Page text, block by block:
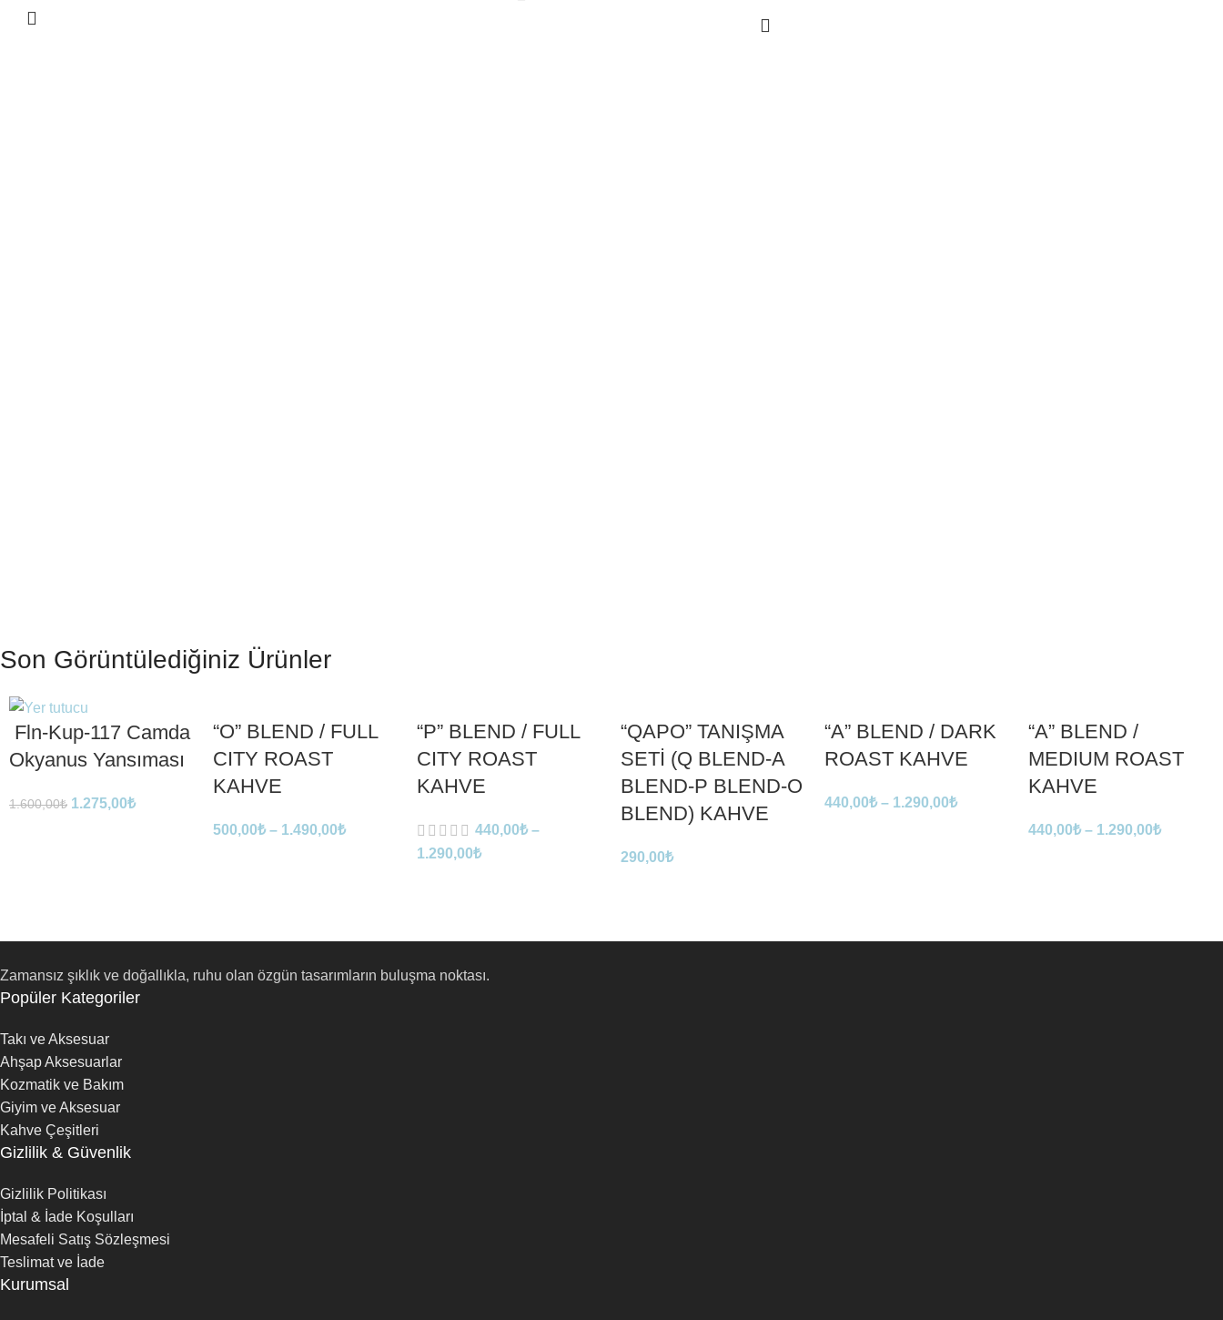
Son Görüntülediğiniz Ürünler
Fln-Kup-117 Camda
Okyanus Yansıması
1.600,00₺ 1.275,00₺
“O” BLEND / FULL
CITY ROAST
KAHVE
500,00₺ – 1.490,00₺
“P” BLEND / FULL
CITY ROAST
KAHVE
440,00₺ –
1.290,00₺
“QAPO” TANIŞMA
SETİ (Q BLEND-A
BLEND-P BLEND-O
BLEND) KAHVE
290,00₺
“A” BLEND / DARK
ROAST KAHVE
440,00₺ – 1.290,00₺
“A” BLEND /
MEDIUM ROAST
KAHVE
440,00₺ – 1.290,00₺
Zamansız şıklık ve doğallıkla, ruhu olan özgün tasarımların buluşma noktası.
Popüler Kategoriler
Takı ve Aksesuar
Ahşap Aksesuarlar
Kozmatik ve Bakım
Giyim ve Aksesuar
Kahve Çeşitleri
Gizlilik & Güvenlik
Gizlilik Politikası
İptal & İade Koşulları
Mesafeli Satış Sözleşmesi
Teslimat ve İade
Kurumsal